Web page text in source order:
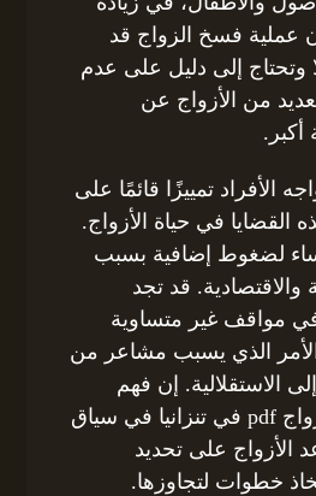
عملية فسخ الزواج قد
وتحتاج إلى دليل على عدم
من الأزواج عن
الأفراد تمييزًا قائمًا على
القضايا في حياة الأزواج.
لضغوط إضافية بسبب
والاقتصادية. قد تجد
مواقف غير متساوية
الأمر الذي يسبب مشاعر من
الاستقلالية. إن فهم
نموذج وثيقة عقد زواج pdf في تنزانيا في سياق
الأزواج على تحديد
خطوات لتجاوزها.